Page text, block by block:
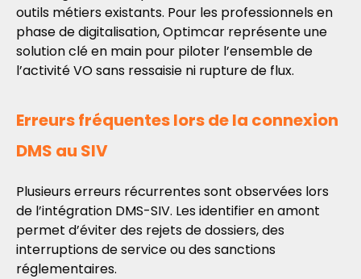
outils métiers existants. Pour les professionnels en
phase de digitalisation, Optimcar représente une
solution clé en main pour piloter l’ensemble de
l’activité VO sans ressaisie ni rupture de flux.
Erreurs fréquentes lors de la connexion
DMS au SIV
Plusieurs erreurs récurrentes sont observées lors
de l’intégration DMS-SIV. Les identifier en amont
permet d’éviter des rejets de dossiers, des
interruptions de service ou des sanctions
réglementaires.